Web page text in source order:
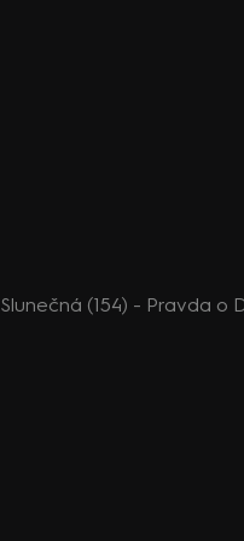
Slunečná (154) - Pravda o